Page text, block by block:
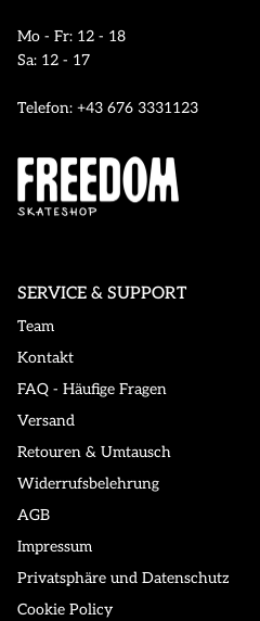
Mo - Fr: 12 - 18
Sa: 12 - 17
Telefon: +43 676 3331123
SERVICE & SUPPORT
Team
Kontakt
FAQ - Häufige Fragen
Versand
Retouren & Umtausch
Widerrufsbelehrung
AGB
Impressum
Privatsphäre und Datenschutz
Cookie Policy